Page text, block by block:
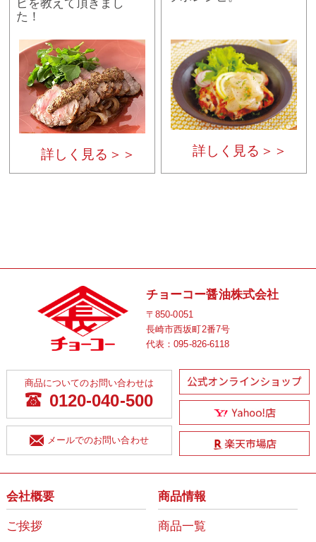
た！
詳しく見る＞＞ 詳しく見る＞＞
チョーコー醤油株式会社
〒850-0051
長崎市西坂町2番7号
代表：095-826-6118
商品についてのお問い合わせは
0120-040-500
メールでのお問い合わせ
会社概要
ご挨拶
商品情報
商品一覧